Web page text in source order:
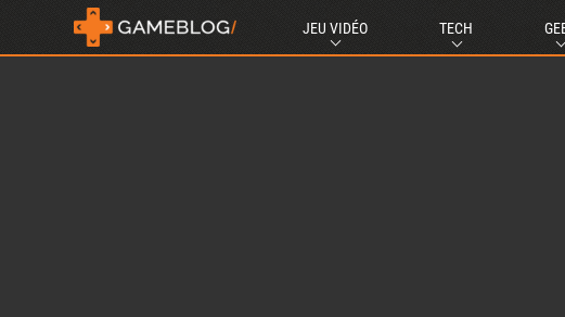
JEU VIDÉO TECH